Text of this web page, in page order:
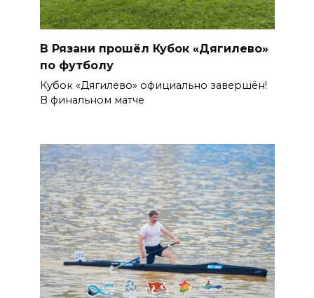
В Рязани прошёл Кубок «Дягилево»
по футболу
Кубок «Дягилево» официально завершён!
В финальном матче